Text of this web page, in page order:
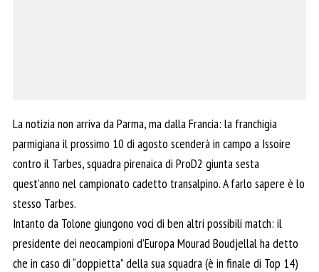
La notizia non arriva da Parma, ma dalla Francia: la franchigia
parmigiana il prossimo 10 di agosto scenderà in campo a Issoire
contro il Tarbes, squadra pirenaica di ProD2 giunta sesta
quest’anno nel campionato cadetto transalpino. A farlo sapere è lo
stesso Tarbes.
Intanto da Tolone giungono voci di ben altri possibili match: il
presidente dei neocampioni d’Europa Mourad Boudjellal ha detto
che in caso di “doppietta” della sua squadra (è in finale di Top 14)